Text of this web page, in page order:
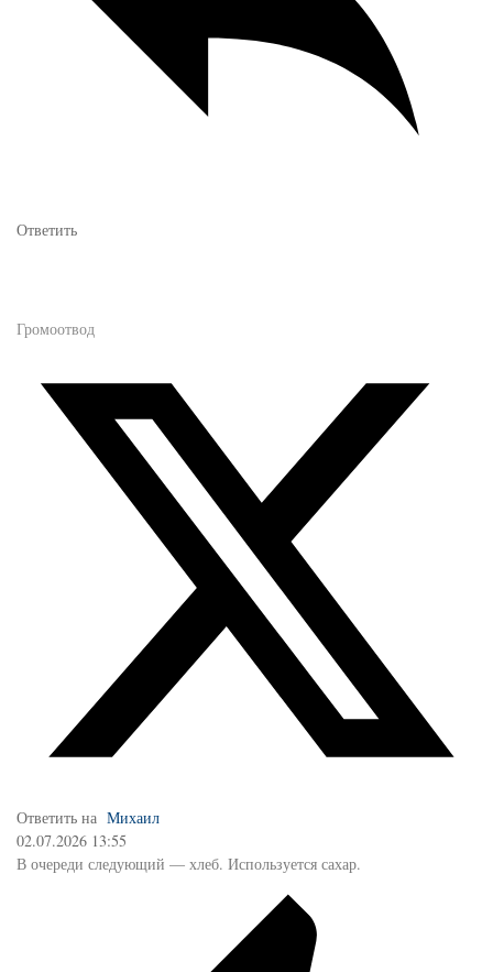
Ответить
Громоотвод
Ответить на Михаил
02.07.2026 13:55
В очереди следующий — хлеб. Используется сахар.